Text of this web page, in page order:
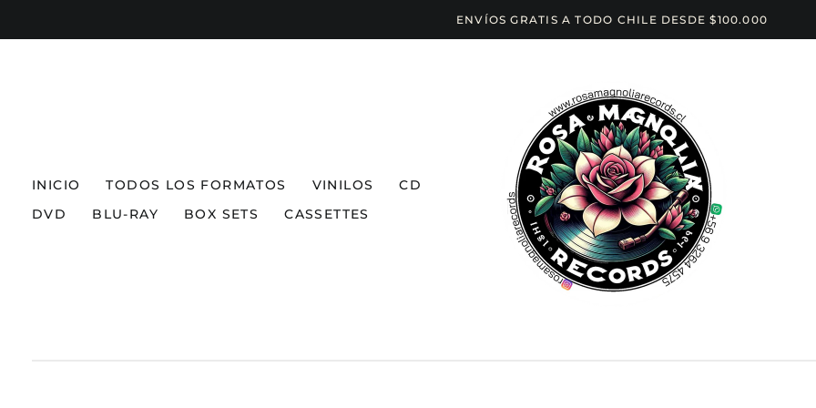
ENVÍOS GRATIS A TODO CHILE DESDE $100.000
INICIO TODOS LOS FORMATOS VINILOS
CD
DVD
BLU-RAY BOX SETS CASSETTES